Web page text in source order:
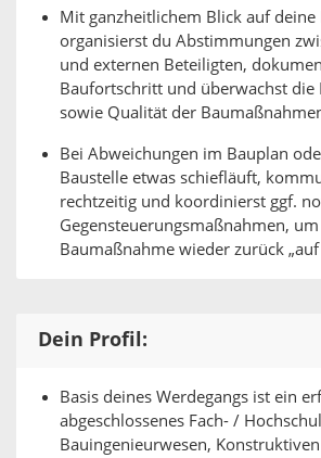
Mit ganzheitlichem Blick auf deine
organisierst du Abstimmungen
und externen Beteiligten,
Baufortschritt und überwachst die
sowie Qualität der
Bei Abweichungen im Bauplan
Baustelle etwas schiefläuft,
rechtzeitig und koordinierst ggf.
Gegensteuerungsmaßnahmen,
Baumaßnahme wieder zurück
Dein Profil:
Basis deines Werdegangs ist ein
abgeschlossenes Fach- /
Bauingenieurwesen,